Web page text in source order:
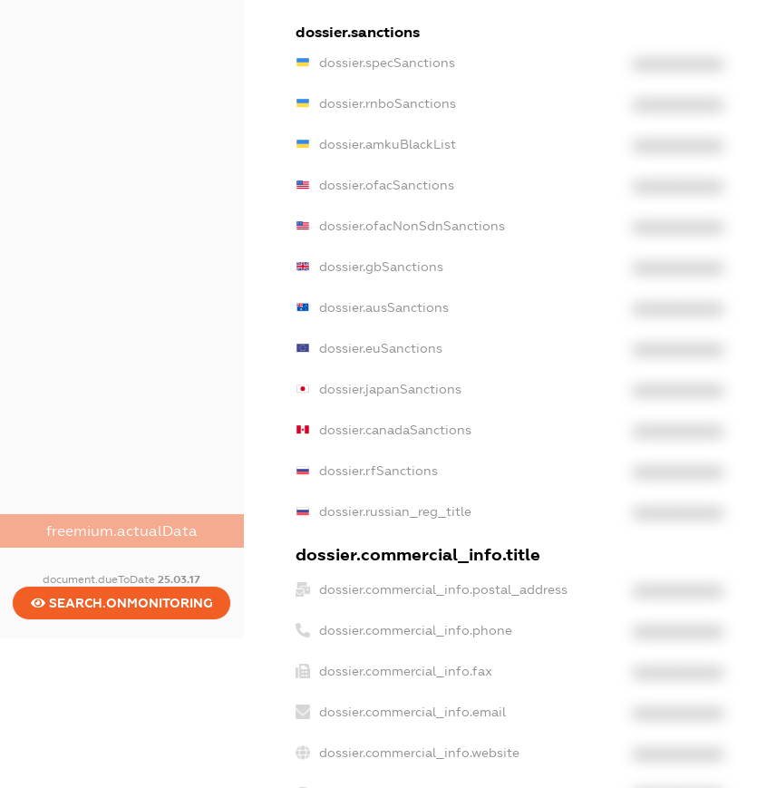
freemium.actualData
document.dueToDate25.03.17
SEARCH.ONMONITORING
dossier.sanctions
dossier.specSanctions
dossier.rnboSanctions
dossier.amkuBlackList
dossier.ofacSanctions
dossier.ofacNonSdnSanctions
dossier.gbSanctions
dossier.ausSanctions
dossier.euSanctions
dossier.japanSanctions
dossier.canadaSanctions
dossier.rfSanctions
dossier.russian_reg_title
dossier.commercial_info.title
dossier.commercial_info.postal_address
dossier.commercial_info.phone
dossier.commercial_info.fax
dossier.commercial_info.email
dossier.commercial_info.website